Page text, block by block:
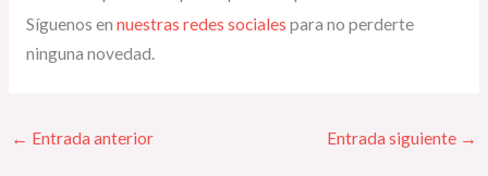
Síguenos en nuestras redes sociales para no perderte
ninguna novedad.
← Entrada anterior Entrada siguiente →